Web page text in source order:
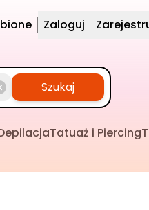
Zaloguj
Szukaj
Tatuaż i Piercing